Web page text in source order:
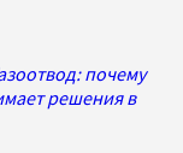
почему
решения в